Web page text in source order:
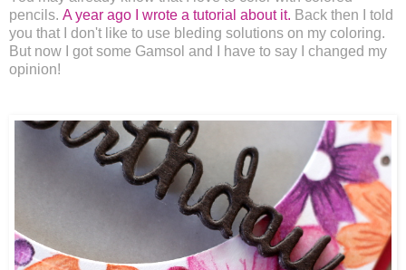
pencils. A year ago I wrote a tutorial about it. Back then I told
you that I don't like to use bleding solutions on my coloring.
But now I got some Gamsol and I have to say I changed my
opinion!